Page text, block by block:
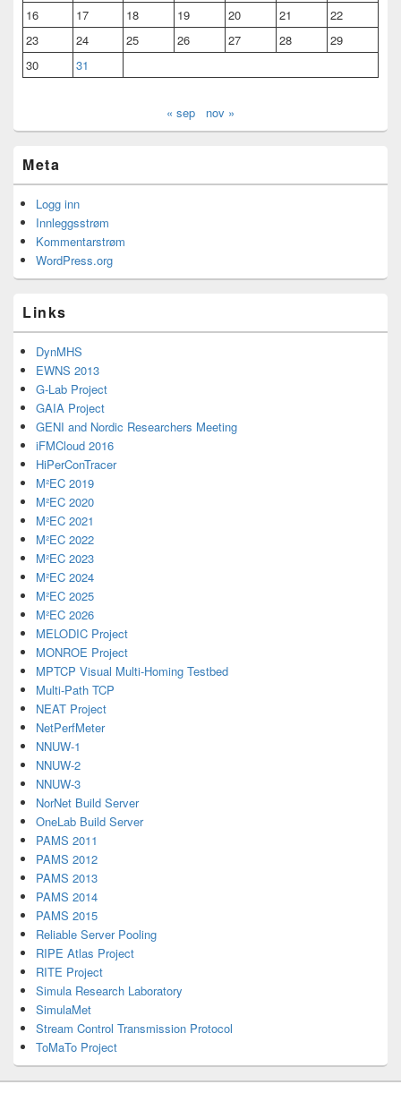
16
17 18 19 20 21
22
23
24 25 26 27 28
29
30
31
« sep nov »
Meta
Logg inn
Innleggsstrøm
Kommentarstrøm
WordPress.org
Links
DynMHS
EWNS 2013
G-Lab Project
GAIA Project
GENI and Nordic Researchers Meeting
iFMCloud 2016
HiPerConTracer
M²EC 2019
M²EC 2020
M²EC 2021
M²EC 2022
M²EC 2023
M²EC 2024
M²EC 2025
M²EC 2026
MELODIC Project
MONROE Project
MPTCP Visual Multi-Homing Testbed
Multi-Path TCP
NEAT Project
NetPerfMeter
NNUW-1
NNUW-2
NNUW-3
NorNet Build Server
OneLab Build Server
PAMS 2011
PAMS 2012
PAMS 2013
PAMS 2014
PAMS 2015
Reliable Server Pooling
RIPE Atlas Project
RITE Project
Simula Research Laboratory
SimulaMet
Stream Control Transmission Protocol
ToMaTo Project